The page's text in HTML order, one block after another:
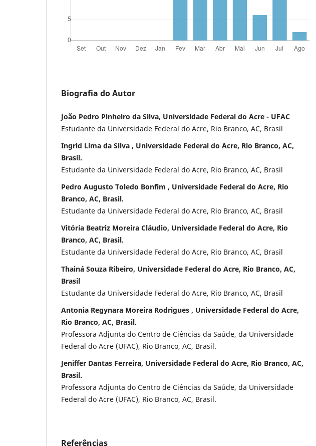
Biografia do Autor
João Pedro Pinheiro da Silva, Universidade Federal do Acre - UFAC
Estudante da Universidade Federal do Acre, Rio Branco, AC, Brasil
Ingrid Lima da Silva , Universidade Federal do Acre, Rio Branco, AC,
Brasil.
Estudante da Universidade Federal do Acre, Rio Branco, AC, Brasil
Pedro Augusto Toledo Bonfim , Universidade Federal do Acre, Rio
Branco, AC, Brasil.
Estudante da Universidade Federal do Acre, Rio Branco, AC, Brasil
Vitória Beatriz Moreira Cláudio, Universidade Federal do Acre, Rio
Branco, AC, Brasil.
Estudante da Universidade Federal do Acre, Rio Branco, AC, Brasil
Thainá Souza Ribeiro, Universidade Federal do Acre, Rio Branco, AC,
Brasil
Estudante da Universidade Federal do Acre, Rio Branco, AC, Brasil
Antonia Regynara Moreira Rodrigues , Universidade Federal do Acre,
Rio Branco, AC, Brasil.
Professora Adjunta do Centro de Ciências da Saúde, da Universidade
Federal do Acre (UFAC), Rio Branco, AC, Brasil.
Jeniffer Dantas Ferreira, Universidade Federal do Acre, Rio Branco, AC,
Brasil.
Professora Adjunta do Centro de Ciências da Saúde, da Universidade
Federal do Acre (UFAC), Rio Branco, AC, Brasil.
Referências